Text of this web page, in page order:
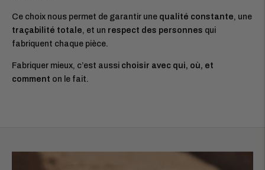
Ce choix nous permet de garantir une qualité constante, une
traçabilité totale, et un respect des personnes qui
fabriquent chaque pièce.
Fabriquer mieux, c’est aussi choisir avec qui, où, et
comment on le fait.